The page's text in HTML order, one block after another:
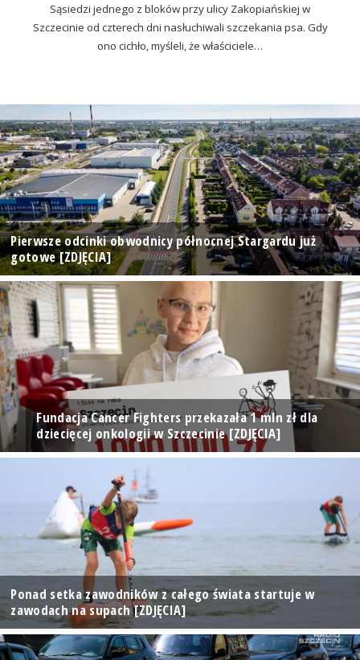
Sąsiedzi jednego z bloków przy ulicy Zakopiańskiej w
Szczecinie od czterech dni nasłuchiwali szczekania psa. Gdy
ono cichło, myśleli, że właściciele…
Pierwsze odcinki obwodnicy północnej Stargardu już
gotowe [ZDJĘCIA]
Fundacja Cancer Fighters przekazała 1 mln zł dla
dziecięcej onkologii w Szczecinie [ZDJĘCIA]
Ponad setka zawodników z całego świata startuje w
zawodach na supach [ZDJĘCIA]